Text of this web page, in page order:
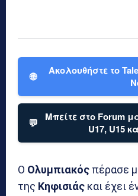
🌐
Ακολουθήστε το
💬
Μπείτε στο Forum
U17, U15
Ο Ολυμπιακός πέρασε
της Κηφισιάς και έχει